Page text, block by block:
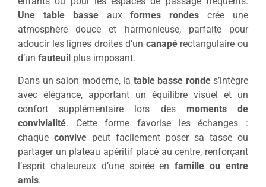
Une table basseauxformes rondes crée une
atmosphère douce et harmonieuse, parfaite pour
adoucir les lignes droites d’un canapérectangulaire ou
d’un fauteuil plus imposant.
Dans un salon moderne, la table basse rondes’intègre
avec élégance, apportant un équilibre visuel et un
confort supplémentaire lors des moments de
convivialité. Cette forme favorise les échanges :
chaque convive peut facilement poser sa tasse ou
partager un plateau apéritif placé au centre, renforçant
l’esprit chaleureux d’une soirée enfamille ou entre
amis.